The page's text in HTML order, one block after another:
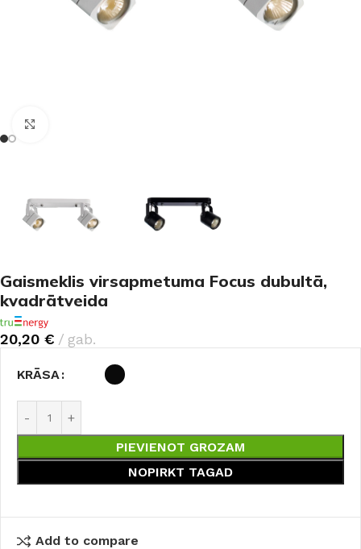
Gaismeklis virsapmetuma Focus dubultā,
kvadrātveida
20,20 € gab.
KRĀSA
PIEVIENOT GROZAM
NOPIRKT TAGAD
Add to compare